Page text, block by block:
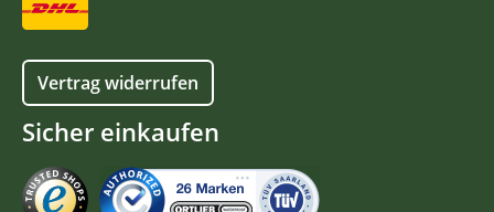
Vertrag widerrufen
Sicher einkaufen